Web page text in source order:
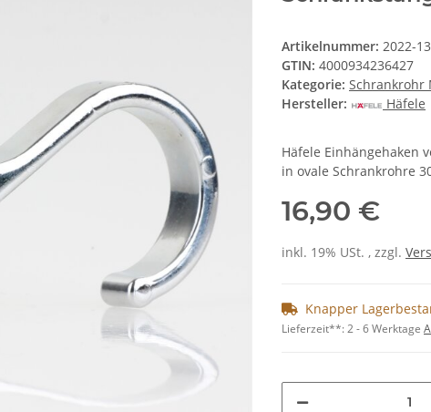
Artikelnummer: 2022-
GTIN: 4000934236427
Kategorie: Schrankrohr
Hersteller:
Häfele
Häfele Einhängehaken
in ovale Schrankrohre
16,90 €
inkl. 19% USt. , zzgl.
Knapper
Lieferzeit**:2 - 6 Werktage